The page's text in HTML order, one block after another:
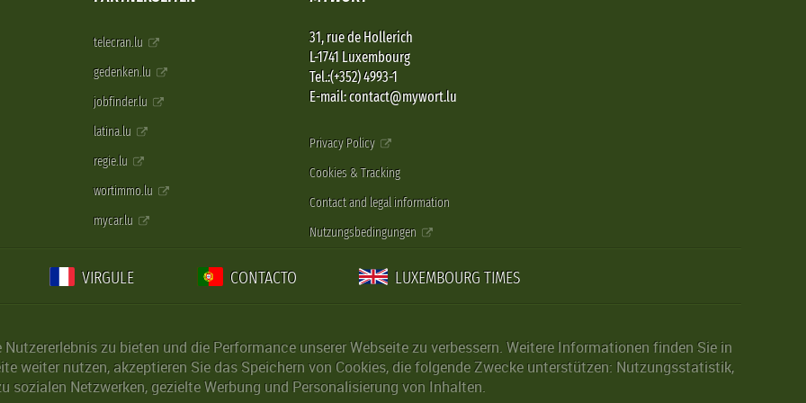
telecran.lu
gedenken.lu
jobfinder.lu
latina.lu
regie.lu
wortimmo.lu
mycar.lu
31, rue de Hollerich
L-1741 Luxembourg
Tel.:(+352) 4993-1
E-mail: contact@mywort.lu
Privacy Policy
Cookies & Tracking
Contact and legal information
Nutzungsbedingungen
VIRGULE CONTACTO LUXEMBOURG TIMES
zu bieten und die Performance unserer Webseite zu verbessern. Weitere Informationen finden Sie in
weiter nutzen, akzeptieren Sie das Speichern von Cookies, die folgende Zwecke unterstützen: Nutzungsstatistik,
sozialen Netzwerken, gezielte Werbung und Personalisierung von Inhalten.